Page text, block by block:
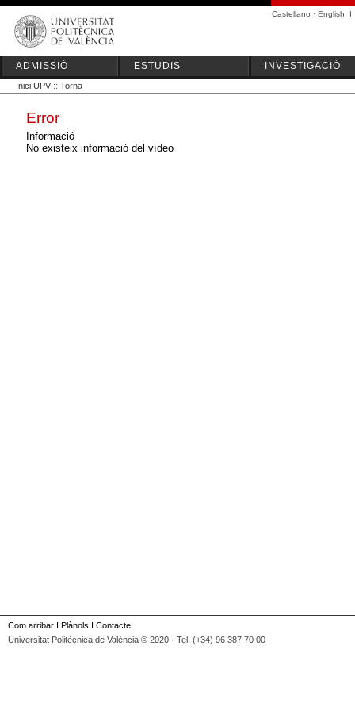
Castellano · English I
ADMISSIÓ ESTUDIS INVESTIGACIÓ
Inici UPV :: Torna
Error
Informació
No existeix informació del vídeo
Com arribar I Plànols I Contacte
Universitat Politècnica de València © 2020 · Tel. (+34) 96 387 70 00